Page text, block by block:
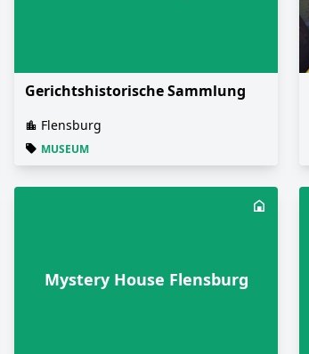
Gerichtshistorische Sammlung
Flensburg
MUSEUM
Mystery House Flensburg